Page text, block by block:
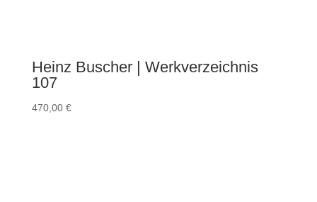
Heinz Buscher | Werkverzeichnis
107
470,00 €